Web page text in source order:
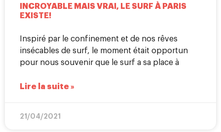
INCROYABLE MAIS VRAI, LE SURF À PARIS
EXISTE!
Inspiré par le confinement et de nos rêves
insécables de surf, le moment était opportun
pour nous souvenir que le surf a sa place à
Lire la suite »
21/04/2021